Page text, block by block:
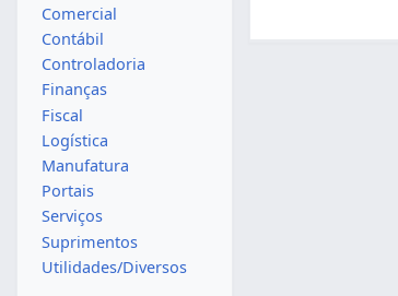
Comercial
Contábil
Controladoria
Finanças
Fiscal
Logística
Manufatura
Portais
Serviços
Suprimentos
Utilidades/Diversos